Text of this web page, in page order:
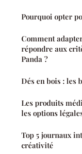
Pourquoi opter
Comment
répondre aux
Panda ?
Dés en bois : les
Les produits
les options
Top 5 journaux
créativité